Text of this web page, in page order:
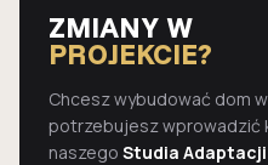
ZMIANY W
PROJEKCIE?
Chcesz wybudować dom
potrzebujesz wprowadzić
naszego Studia Adaptacji